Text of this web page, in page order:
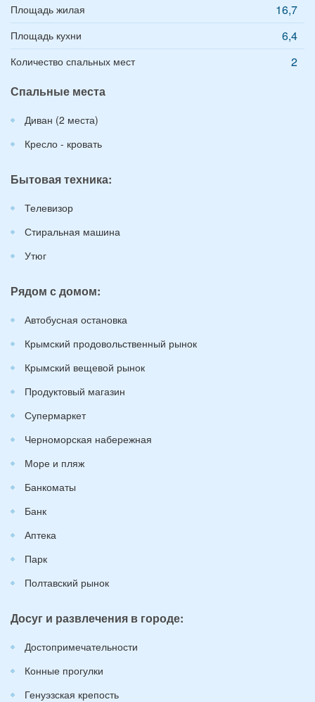
Площадь жилая 16,7
Площадь кухни 6,4
Количество спальных мест
2
Спальные места
Диван (2 места)
Кресло - кровать
Бытовая техника:
Телевизор
Стиральная машина
Утюг
Рядом с домом:
Автобусная остановка
Крымский продовольственный рынок
Крымский вещевой рынок
Продуктовый магазин
Супермаркет
Черноморская набережная
Море и пляж
Банкоматы
Банк
Аптека
Парк
Полтавский рынок
Досуг и развлечения в городе:
Достопримечательности
Конные прогулки
Генуэзская крепость